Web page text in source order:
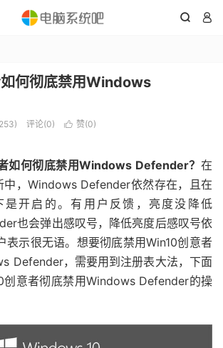
 
何彻底禁用Windows
评论(0)  赞(0)
如何彻底禁用Windows Defender？在
中，Windows Defender依然存在，且在
是开启的。有用户反馈，亮度没降低
也会弹出感叹号，降低亮度后感叹号依
表示很无语。想要彻底禁用Win10创意者
Defender，需要用到注册表大法，下面
创意者彻底禁用Windows Defender的操